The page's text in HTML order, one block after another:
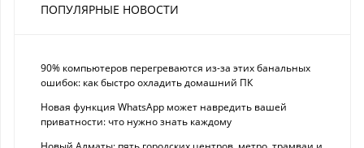
ПОПУЛЯРНЫЕ НОВОСТИ
90% компьютеров перегреваются из-за этих банальных
ошибок: как быстро охладить домашний ПК
Новая функция WhatsApp может навредить вашей
приватности: что нужно знать каждому